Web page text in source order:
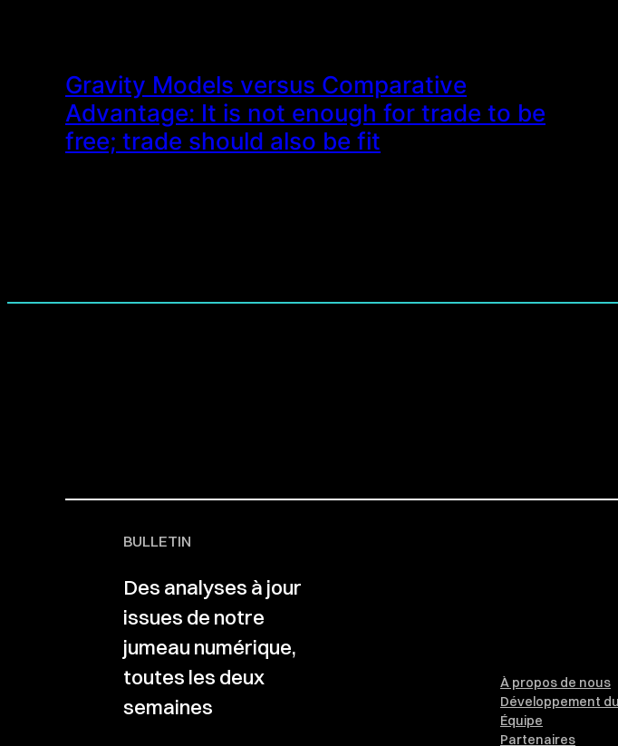
Gravity Models versus Comparative
Advantage: It is not enough for trade to be
free; trade should also be fit
BULLETIN
Des analyses à jour
issues de notre
jumeau numérique,
toutes les deux
semaines
À propos de nous
Développement
Équipe
Partenaires